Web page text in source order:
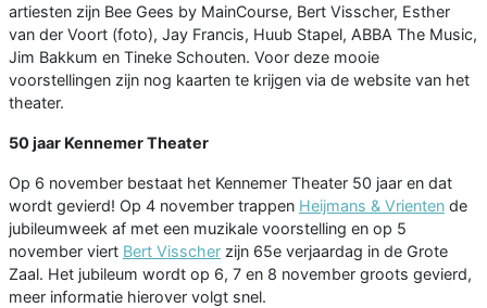
artiesten zijn Bee Gees by MainCourse, Bert Visscher, Esther
van der Voort (foto), Jay Francis, Huub Stapel, ABBA The Music,
Jim Bakkum en Tineke Schouten. Voor deze mooie
voorstellingen zijn nog kaarten te krijgen via de website van het
theater.
50 jaar Kennemer Theater
Op 6 november bestaat het Kennemer Theater 50 jaar en dat
wordt gevierd! Op 4 november trappen Heijmans & Vrienten de
jubileumweek af met een muzikale voorstelling en op 5
november viert Bert Visscher zijn 65e verjaardag in de Grote
Zaal. Het jubileum wordt op 6, 7 en 8 november groots gevierd,
meer informatie hierover volgt snel.